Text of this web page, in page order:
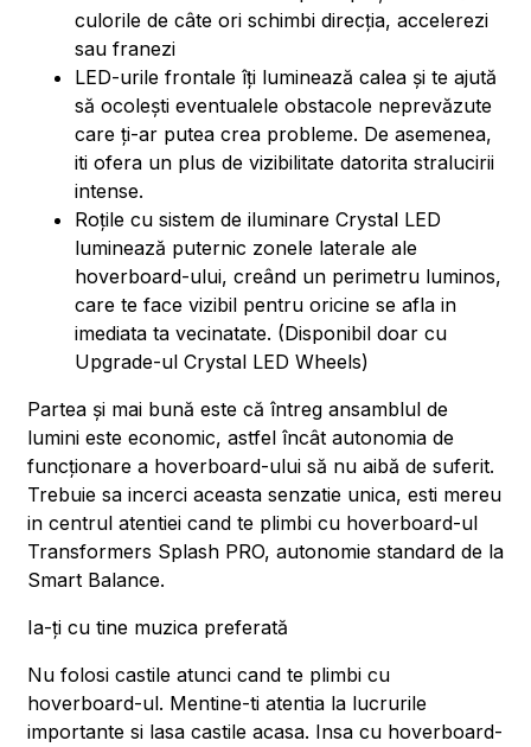
culorile de câte ori schimbi direcția, accelerezi
sau franezi
LED-urile frontale îți luminează calea și te ajută
să ocolești eventualele obstacole neprevăzute
care ți-ar putea crea probleme. De asemenea,
iti ofera un plus de vizibilitate datorita stralucirii
intense.
Roțile cu sistem de iluminare Crystal LED
luminează puternic zonele laterale ale
hoverboard-ului, creând un perimetru luminos,
care te face vizibil pentru oricine se afla in
imediata ta vecinatate. (Disponibil doar cu
Upgrade-ul Crystal LED Wheels)
Partea și mai bună este că întreg ansamblul de
lumini este economic, astfel încât autonomia de
funcționare a hoverboard-ului să nu aibă de suferit.
Trebuie sa incerci aceasta senzatie unica, esti mereu
in centrul atentiei cand te plimbi cu hoverboard-ul
Transformers Splash PRO, autonomie standard de la
Smart Balance.
Ia-ți cu tine muzica preferată
Nu folosi castile atunci cand te plimbi cu
hoverboard-ul. Mentine-ti atentia la lucrurile
importante si lasa castile acasa. Insa cu hoverboard-